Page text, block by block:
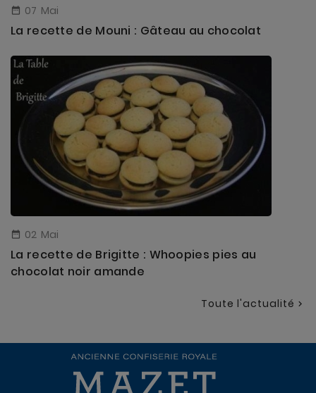
 07 Mai
La recette de Mouni : Gâteau au chocolat
 02 Mai
La recette de Brigitte : Whoopies pies au
chocolat noir amande
Toute l'actualité 